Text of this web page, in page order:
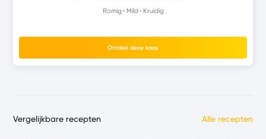
Romig Mild Kruidig
Ontdek deze kaas
Vergelijkbare recepten Alle recepten